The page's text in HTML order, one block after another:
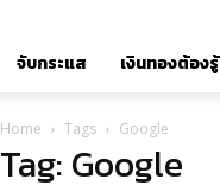
จับกระแส เงินทองต้องรู้
Home Tags Google
Tag: Google